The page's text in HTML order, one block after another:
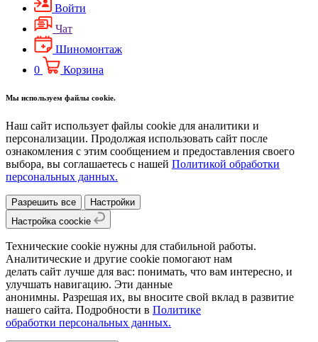
Войти
Чат
Шиномонтаж
0
Корзина
Мы используем файлы cookie.
Наш сайт использует файлы cookie для аналитики и
персонализации. Продолжая использовать сайт после
ознакомления с этим сообщением и предоставления своего
выбора, вы соглашаетесь с нашей Политикой обработки
персональных данных.
Разрешить все
Настройки
Настройка coockie
Технические cookie нужны для стабильной работы.
Аналитические и другие cookie помогают нам
делать сайт лучше для вас: понимать, что вам интересно, и
улучшать навигацию. Эти данные
анонимны. Разрешая их, вы вносите свой вклад в развитие
нашего сайта. Подробности в Политике
обработки персональных данных.